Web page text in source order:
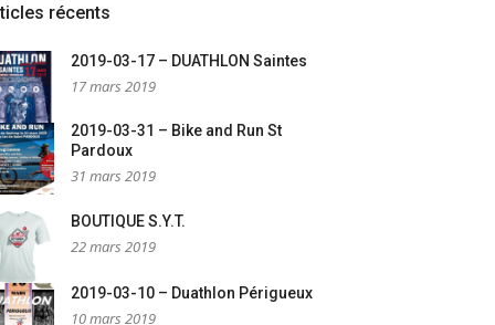
récents
2019-03-17 – DUATHLON Saintes
17 mars 2019
2019-03-31 – Bike and Run St
Pardoux
31 mars 2019
BOUTIQUE S.Y.T.
22 mars 2019
2019-03-10 – Duathlon Périgueux
10 mars 2019